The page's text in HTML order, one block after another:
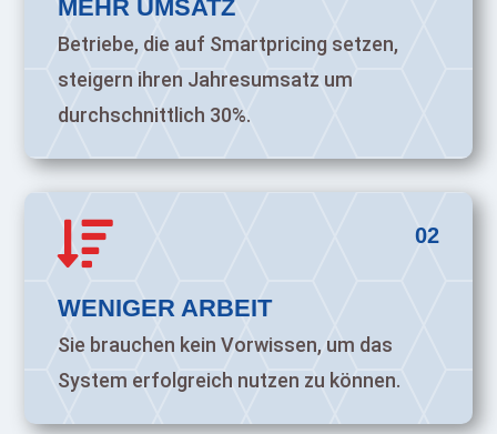
MEHR UMSATZ
Betriebe, die auf Smartpricing setzen,
steigern ihren Jahresumsatz um
durchschnittlich 30%.
02

WENIGER ARBEIT
Sie brauchen kein Vorwissen, um das
System erfolgreich nutzen zu können.